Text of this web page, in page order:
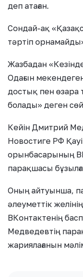
деп атаған.
Сондай-ақ
тәртіп
Жазбадан
Одағын
достық пен өзара
болады» деген
Кейін Дмитрий
Новостиге РФ
орынбасарының
парақшасы
Оның айтуынша,
әлеуметтік
ВКонтактенің
Медведевтің
жариялағанын